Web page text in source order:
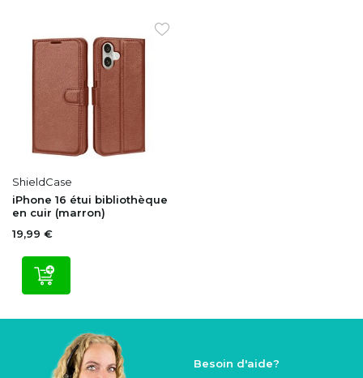
ShieldCase
iPhone 16 étui bibliothèque
en cuir (marron)
19,99 €
Besoin d'aide?